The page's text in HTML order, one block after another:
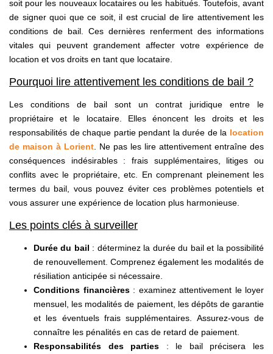
EN
soit pour les nouveaux locataires ou les habitués. Toutefois, avant
de signer quoi que ce soit, il est crucial de lire attentivement les
conditions de bail. Ces dernières renferment des informations
vitales qui peuvent grandement affecter votre expérience de
location et vos droits en tant que locataire.
Pourquoi lire attentivement les conditions de bail ?
Les conditions de bail sont un contrat juridique entre le
propriétaire et le locataire. Elles énoncent les droits et les
responsabilités de chaque partie pendant la durée de la location
de maison à Lorient . Ne pas les lire attentivement entraîne des
conséquences indésirables : frais supplémentaires, litiges ou
conflits avec le propriétaire, etc. En comprenant pleinement les
termes du bail, vous pouvez éviter ces problèmes potentiels et
vous assurer une expérience de location plus harmonieuse.
Les points clés à surveiller
Durée du bail : déterminez la durée du bail et la possibilité
de renouvellement. Comprenez également les modalités de
résiliation anticipée si nécessaire.
Conditions financières: examinez attentivement le loyer
mensuel, les modalités de paiement, les dépôts de garantie
et les éventuels frais supplémentaires. Assurez-vous de
connaître les pénalités en cas de retard de paiement.
Responsabilités des parties : le bail précisera les